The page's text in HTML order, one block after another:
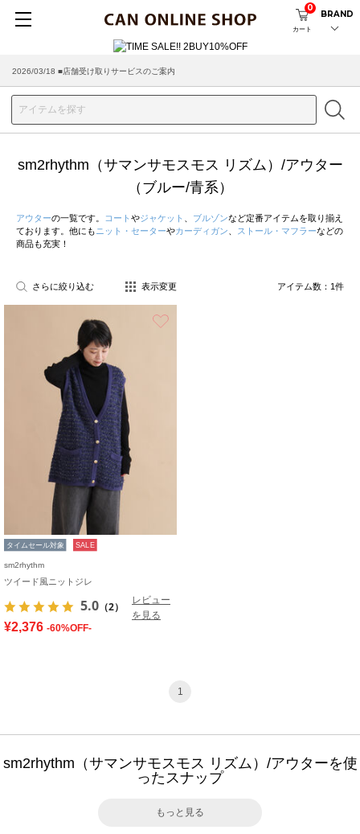
カート
0
BRAND
2026/03/18 ■店舗受け取りサービスのご案内
sm2rhythm（サマンサモスモス リズム）/アウター
（ブルー/青系）
アウターの一覧です。 コート やジャケット ブルゾンなど定番アイテムを取り揃え
ております。他にも ニット・セーターやカーディガン ストール・マフラーなどの
商品も充実！
さらに絞り込む 表示変更 アイテム数： 1件
タイムセール対象 SALE
sm2rhythm
ツイード風ニットジレ
5.0 （2）
レビュー
を見る
¥2,376 -60%OFF-
1
sm2rhythm（サマンサモスモス リズム）/アウターを使
ったスナップ
もっと見る